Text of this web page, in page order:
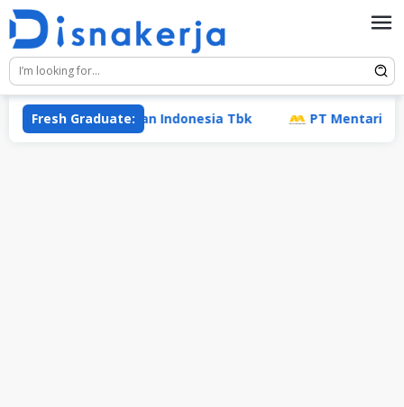
Skip
content
Fresh Graduate:
PT Adaro Andalan Indonesia Tbk PT Mentari Mas